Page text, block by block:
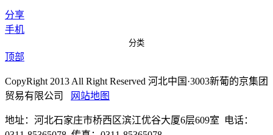
分享
手机
分类
顶部
CopyRight 2013 All Right Reserved 河北中国·3003新葡的京集团
贸易有限公司
网站地图
地址：河北石家庄市桥西区滨江优谷大厦6层609室 电话：